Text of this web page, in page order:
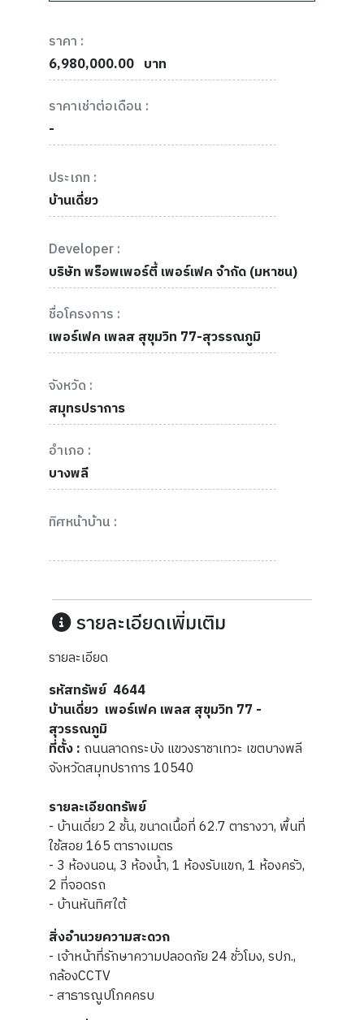
ราคา :
6,980,000.00 บาท
ราคาเช่าต่อเดือน :
-
ประเภท :
บ้านเดี่ยว
Developer :
บริษัท พร็อพเพอร์ตี้ เพอร์เฟค จำกัด (มหาชน)
ชื่อโครงการ :
เพอร์เฟค เพลส สุขุมวิท 77-สุวรรณภูมิ
จังหวัด :
สมุทรปราการ
อำเภอ :
บางพลี
ทิศหน้าบ้าน :
รายละเอียดเพิ่มเติม
รายละเอียด
รหัสทรัพย์ 4644
บ้านเดี่ยว เพอร์เฟค เพลส สุขุมวิท 77 -
สุวรรณภูมิ
ที่ตั้ง : ถนนลาดกระบัง แขวงราชาเทวะ เขตบางพลี
จังหวัดสมุทปราการ 10540
รายละเอียดทรัพย์
- บ้านเดี่ยว 2 ชั้น, ขนาดเนื้อที่ 62.7 ตารางวา, พื้นที่
ใช้สอย 165 ตารางเมตร
- 3 ห้องนอน, 3 ห้องน้ำ, 1 ห้องรับแขก, 1 ห้องครัว,
2 ที่จอดรถ
- บ้านหันทิศใต้
สิ่งอำนวยความสะดวก
- เจ้าหน้าที่รักษาความปลอดภัย 24 ชั่วโมง, รปภ.,
กล้องCCTV
- สาธารณูปโภคครบ